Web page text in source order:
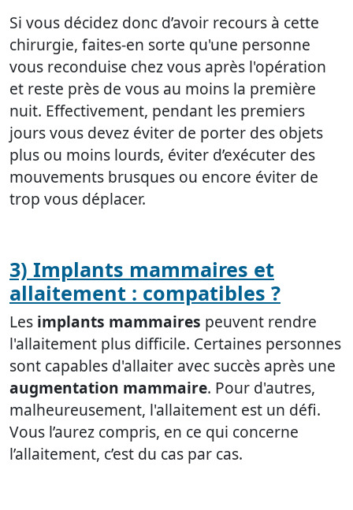
Si vous décidez donc d’avoir recours à cette
chirurgie, faites-en sorte qu'une personne
vous reconduise chez vous après l'opération
et reste près de vous au moins la première
nuit. Effectivement, pendant les premiers
jours vous devez éviter de porter des objets
plus ou moins lourds, éviter d’exécuter des
mouvements brusques ou encore éviter de
trop vous déplacer.
3) Implants mammaires et
allaitement : compatibles ?
Les implants mammaires peuvent rendre
l'allaitement plus difficile. Certaines personnes
sont capables d'allaiter avec succès après une
augmentation mammaire. Pour d'autres,
malheureusement, l'allaitement est un défi.
Vous l’aurez compris, en ce qui concerne
l’allaitement, c’est du cas par cas.